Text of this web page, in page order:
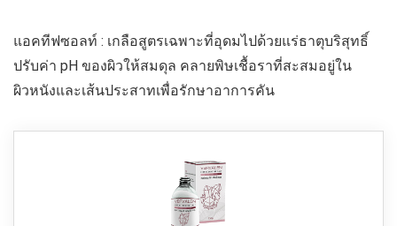
แอคทีฟซอลท์ : เกลือสูตรเฉพาะที่อุดมไปด้วยแร่ธาตุบริสุทธิ์
ปรับค่า pH ของผิวให้สมดุล คลายพิษเชื้อราที่สะสมอยู่ใน
ผิวหนังและเส้นประสาทเพื่อรักษาอาการคัน